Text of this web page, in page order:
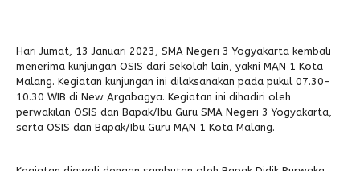
Hari Jumat, 13 Januari 2023, SMA Negeri 3 Yogyakarta kembali
menerima kunjungan OSIS dari sekolah lain, yakni MAN 1 Kota
Malang. Kegiatan kunjungan ini dilaksanakan pada pukul 07.30–
10.30 WIB di New Argabagya. Kegiatan ini dihadiri oleh
perwakilan OSIS dan Bapak/Ibu Guru SMA Negeri 3 Yogyakarta,
serta OSIS dan Bapak/Ibu Guru MAN 1 Kota Malang.